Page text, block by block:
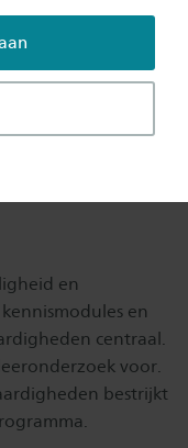
en
en
centraal.
voor.
bestrijkt